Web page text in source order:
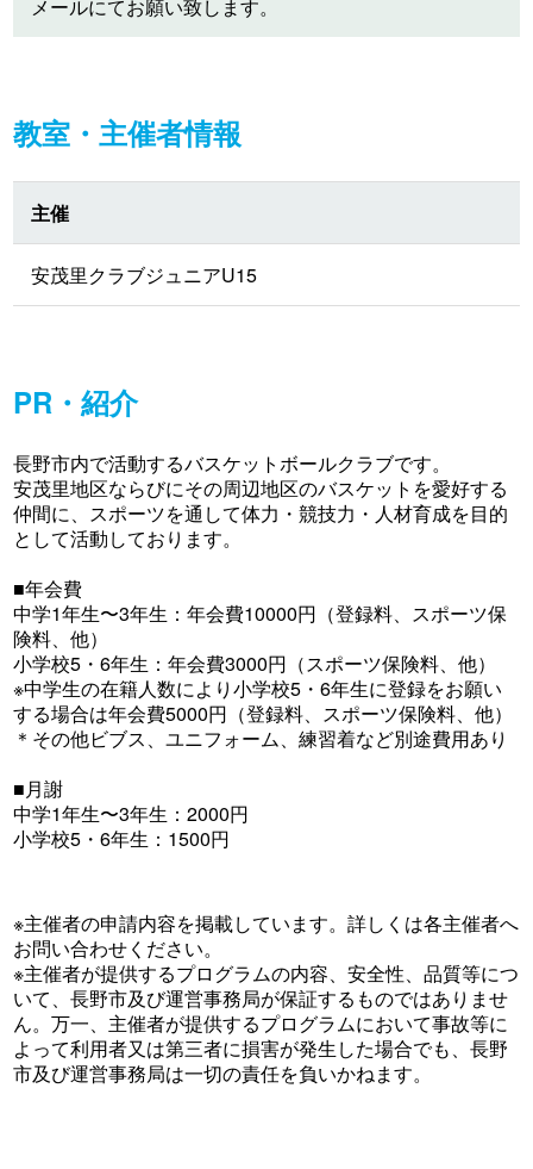
メールにてお願い致します。
教室・主催者情報
主催
安茂里クラブジュニアU15
PR・紹介
長野市内で活動するバスケットボールクラブです。
安茂里地区ならびにその周辺地区のバスケットを愛好する
仲間に、スポーツを通して体力・競技力・人材育成を目的
として活動しております。
■年会費
中学1年生〜3年生：年会費10000円（登録料、スポーツ保
険料、他）
小学校5・6年生：年会費3000円（スポーツ保険料、他）
※中学生の在籍人数により小学校5・6年生に登録をお願い
する場合は年会費5000円（登録料、スポーツ保険料、他）
＊その他ビブス、ユニフォーム、練習着など別途費用あり
■月謝
中学1年生〜3年生：2000円
小学校5・6年生：1500円
※主催者の申請内容を掲載しています。詳しくは各主催者へ
お問い合わせください。
※主催者が提供するプログラムの内容、安全性、品質等につ
いて、長野市及び運営事務局が保証するものではありませ
ん。万一、主催者が提供するプログラムにおいて事故等に
よって利用者又は第三者に損害が発生した場合でも、長野
市及び運営事務局は一切の責任を負いかねます。